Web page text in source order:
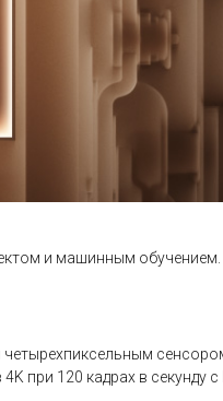
и машинным
при 120 кадрах в секунду с